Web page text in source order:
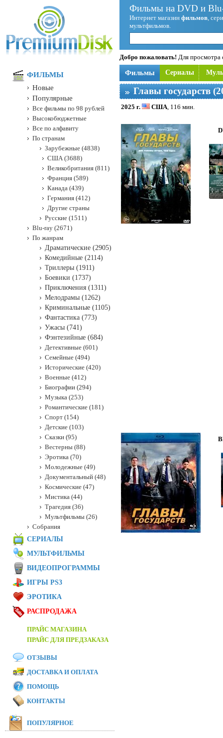
Фильмы на DVD и
Интернет магазин фильмов,
мультфильмов.
Добро пожаловать! Для просмотра
Фильмы Сериалы
Главы государств
2025 г. США, 116 мин.
ФИЛЬМЫ
Новые
Популярные
Все фильмы по 98 рублей
Высокобюджетные
Все по алфавиту
По странам
Зарубежные (4838)
США (3688)
Великобритания (811)
Франция (589)
Канада (439)
Германия (412)
Другие страны
Русские (1511)
Blu-ray (2671)
По жанрам
Драматические (2905)
Комедийные (2114)
Триллеры (1911)
Боевики (1737)
Приключения (1311)
Мелодрамы (1262)
Криминальные (1105)
Фантастика (773)
Ужасы (741)
Фэнтезийные (684)
Детективные (601)
Семейные (494)
Исторические (420)
Военные (412)
Биографии (294)
Музыка (253)
Романтические (181)
Спорт (154)
Детские (103)
Сказки (95)
Вестерны (88)
Эротика (70)
Молодежные (49)
Документальный (48)
Космические (47)
Мистика (44)
Трагедия (36)
Мультфильмы (26)
Собрания
СЕРИАЛЫ
МУЛЬТФИЛЬМЫ
ВИДЕОПРОГРАММЫ
ИГРЫ PS3
ЭРОТИКА
РАСПРОДАЖА
ПРАЙС МАГАЗИНА
ПРАЙС ДЛЯ ПРЕДЗАКАЗА
ОТЗЫВЫ
ДОСТАВКА И ОПЛАТА
ПОМОЩЬ
КОНТАКТЫ
ПОПУЛЯРНОЕ